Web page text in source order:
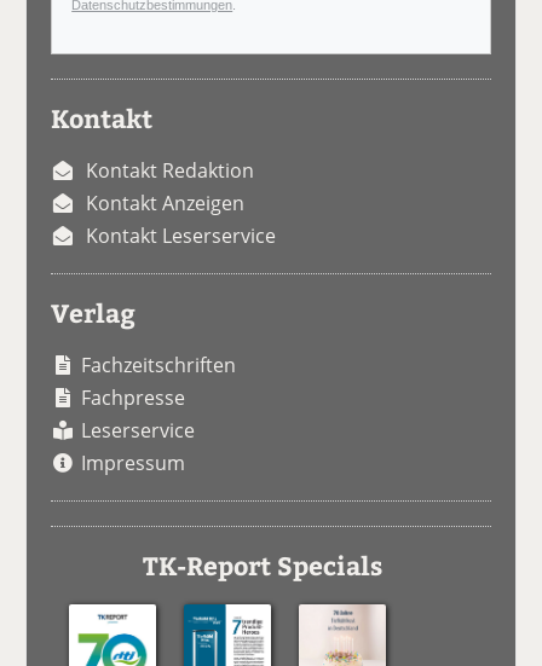
Datenschutzbestimmungen
Kontakt
Kontakt Redaktion
Kontakt Anzeigen
Kontakt Leserservice
Verlag
Fachzeitschriften
Fachpresse
Leserservice
Impressum
TK-Report Specials